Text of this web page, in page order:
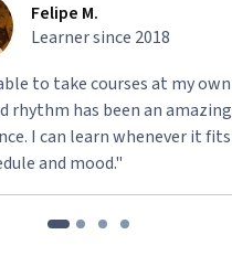
Felipe M.
Learner since 2018
to take courses at my own
rhythm has been an amazing
I can learn whenever it fits
and mood."